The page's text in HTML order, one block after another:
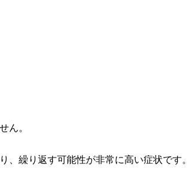
ん。
繰り返す可能性が非常に高い症状です。